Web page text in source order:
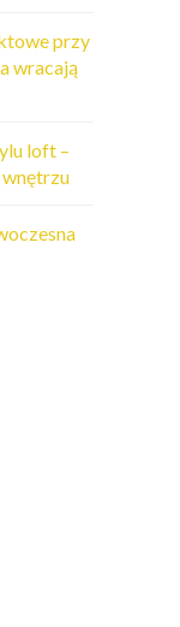
przy
wracają
loft –